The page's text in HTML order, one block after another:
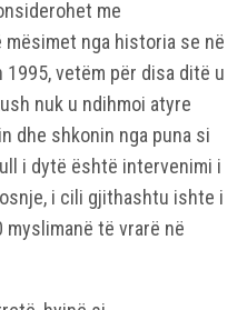
me
mësimet nga historia se në
1995, vetëm për disa ditë u
nuk u ndihmoi atyre
dhe shkonin nga puna si
i dytë është intervenimi i
i cili gjithashtu ishte i
të vrarë në